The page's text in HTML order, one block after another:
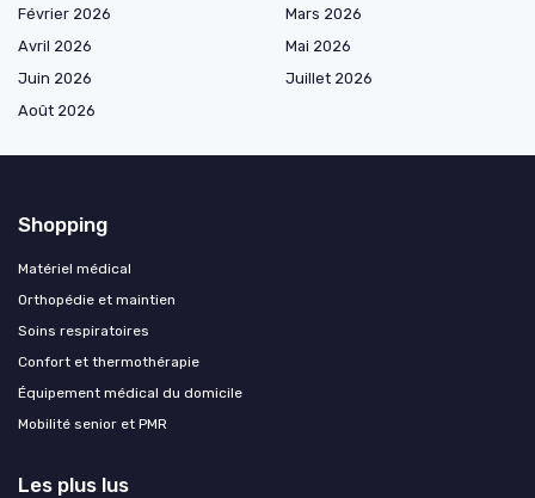
Février 2026
Mars 2026
Avril 2026
Mai 2026
Juin 2026
Juillet 2026
Août 2026
Shopping
Matériel médical
Orthopédie et maintien
Soins respiratoires
Confort et thermothérapie
Équipement médical du domicile
Mobilité senior et PMR
Les plus lus